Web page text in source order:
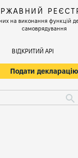
на виконання функцій
самоврядування
ВІДКРИТИЙ АРІ
Подати декларацію